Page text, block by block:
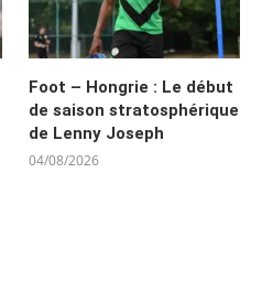
Foot – Hongrie : Le début
de saison stratosphérique
de Lenny Joseph
04/08/2026